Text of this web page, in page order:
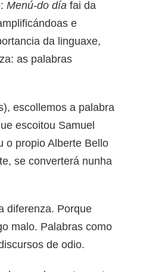
Menú-do día fai da
e
da linguaxe,
as palabras
escollemos a palabra
escoitou Samuel
o propio Alberte Bello
se converterá nunha
diferenza. Porque
malo. Palabras como
de odio.